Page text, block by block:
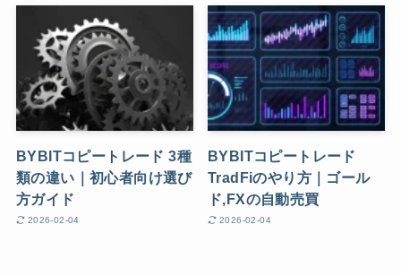
BYBITコピートレード 3種
類の違い｜初心者向け選び
方ガイド
2026-02-04
BYBITコピートレード
TradFiのやり方｜ゴール
ド,FXの自動売買
2026-02-04